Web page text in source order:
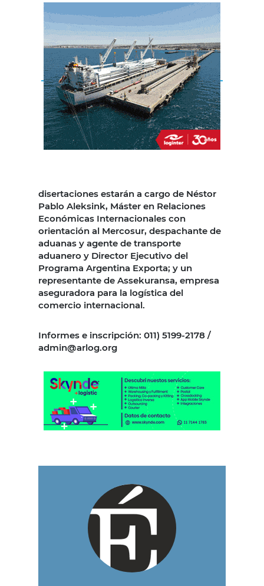
disertaciones estarán a cargo de Néstor
Pablo Aleksink, Máster en Relaciones
Económicas Internacionales con
orientación al Mercosur, despachante de
aduanas y agente de transporte
aduanero y Director Ejecutivo del
Programa Argentina Exporta; y un
representante de Assekuransa, empresa
aseguradora para la logística del
comercio internacional.
Informes e inscripción: 011) 5199-2178 /
admin@arlog.org